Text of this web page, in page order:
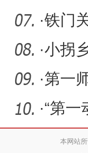
·铁门
质量
·小拐
护者
·第一
二指
·“第一
本网站